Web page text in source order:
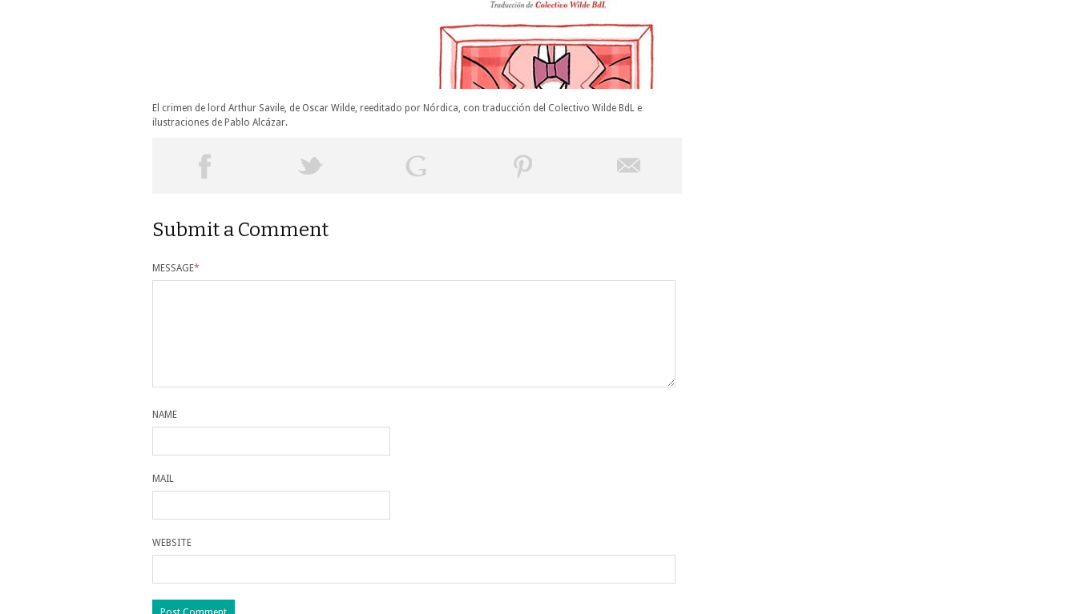
El crimen de lord Arthur Savile, de Oscar Wilde, reeditado por Nórdica, con traducción del Colectivo Wilde BdL e
ilustraciones de Pablo Alcázar.
Submit a Comment
MESSAGE*
NAME
MAIL
WEBSITE